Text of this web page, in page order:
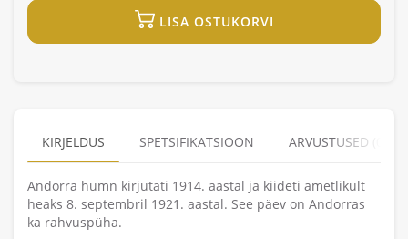
LISA OSTUKORVI
KIRJELDUS SPETSIFIKATSIOON ARVUSTUSED (0)
Andorra hümn kirjutati 1914. aastal ja kiideti ametlikult
heaks 8. septembril 1921. aastal. See päev on Andorras
ka rahvuspüha.